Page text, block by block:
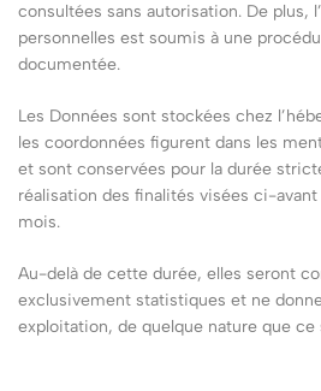
consultées sans autorisation. De plus,
personnelles est soumis à une
documentée.
Les Données sont stockées chez
les coordonnées figurent dans les
et sont conservées pour la durée
réalisation des finalités visées ci-
mois.
Au-delà de cette durée, elles seront
exclusivement statistiques et ne
exploitation, de quelque nature que ce